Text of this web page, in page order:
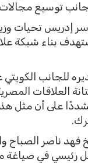
توسيع مجالات
إدريس تحيات
بناء شبكة
للجانب الكويتي
العلاقات
على أن مثل
فهد ناصر الصباح
رئيسي في صياغة